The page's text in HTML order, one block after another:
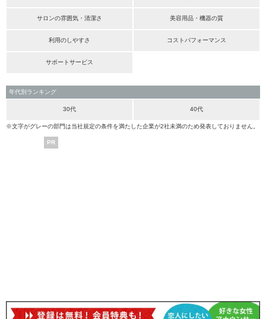
サロンの雰囲気・清潔さ 美容用品・機器の質
利用のしやすさ コストパフォーマンス
サポートサービス
年代別ランキング
30代 40代
※文字がグレーの部門は当社規定の条件を満たした企業が2社未満のため発表しておりません。
PR